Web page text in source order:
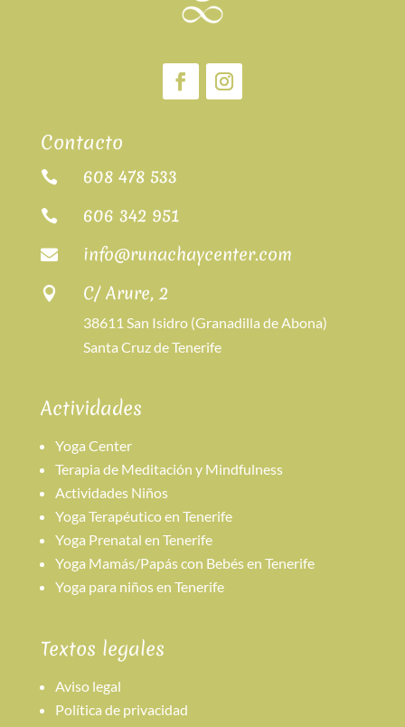
Contacto
 608 478 533
 606 342 951
 info@runachaycenter.com
 C/ Arure, 2
38611 San Isidro (Granadilla de Abona)
Santa Cruz de Tenerife
Actividades
Yoga Center
Terapia de Meditación y Mindfulness
Actividades Niños
Yoga Terapéutico en Tenerife
Yoga Prenatal en Tenerife
Yoga Mamás/Papás con Bebés en Tenerife
Yoga para niños en Tenerife
Textos legales
Aviso legal
Política de privacidad